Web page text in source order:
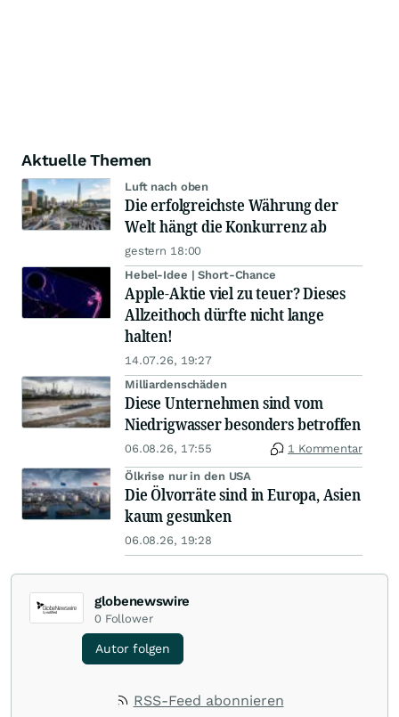
Aktuelle Themen
Luft nach oben
Die erfolgreichste Währung der
Welt hängt die Konkurrenz ab
gestern 18:00
Hebel-Idee | Short-Chance
Apple-Aktie viel zu teuer? Dieses
Allzeithoch dürfte nicht lange
halten!
14.07.26, 19:27
Milliardenschäden
Diese Unternehmen sind vom
Niedrigwasser besonders betroffen
06.08.26, 17:55 1 Kommentar
Ölkrise nur in den USA
Die Ölvorräte sind in Europa, Asien
kaum gesunken
06.08.26, 19:28
globenewswire
0 Follower
Autor folgen
RSS-Feed abonnieren